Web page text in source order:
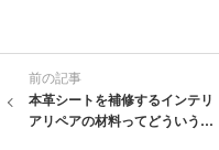
前の記事
本革シートを補修するインテリ
アリペアの材料ってどういうも